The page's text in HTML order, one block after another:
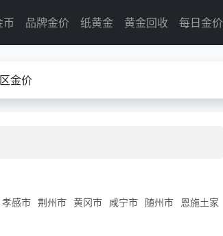
币 品牌金价 纸黄金 黄金回收 每日金价
金价
孝感市 荆州市 黄冈市 咸宁市 随州市 恩施土家